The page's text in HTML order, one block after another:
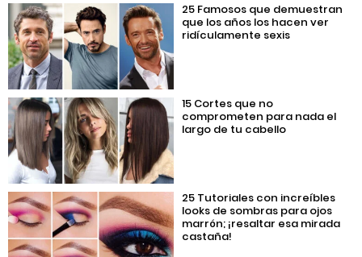
25 Famosos que demuestran
que los años los hacen ver
ridículamente sexis
15 Cortes que no
comprometen para nada el
largo de tu cabello
25 Tutoriales con increíbles
looks de sombras para ojos
marrón; ¡resaltar esa mirada
castaña!